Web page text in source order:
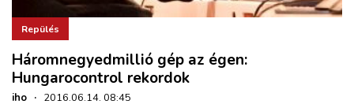
Repülés
Háromnegyedmillió gép az égen:
Hungarocontrol rekordok
iho · 2016.06.14. 08:45